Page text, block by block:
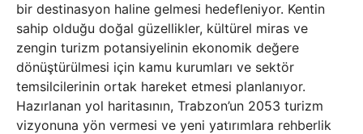
bir destinasyon haline gelmesi hedefleniyor. Kentin
sahip olduğu doğal güzellikler, kültürel miras ve
zengin turizm potansiyelinin ekonomik değere
dönüştürülmesi için kamu kurumları ve sektör
temsilcilerinin ortak hareket etmesi planlanıyor.
Hazırlanan yol haritasının, Trabzon’un 2053 turizm
vizyonuna yön vermesi ve yeni yatırımlara rehberlik